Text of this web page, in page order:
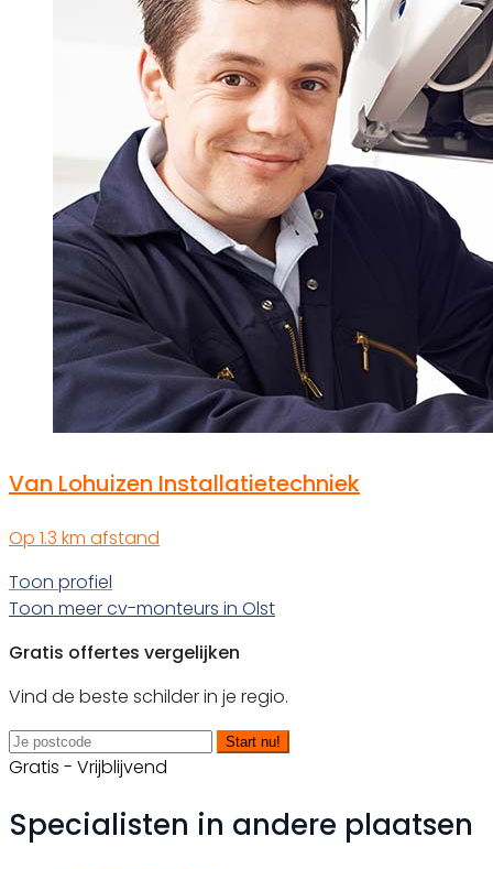
Van Lohuizen Installatietechniek
Op 1.3 km afstand
Toon profiel
Toon meer cv-monteurs in Olst
Gratis offertes vergelijken
Vind de beste schilder in je regio.
Start nu!
Gratis - Vrijblijvend
Specialisten in andere plaatsen